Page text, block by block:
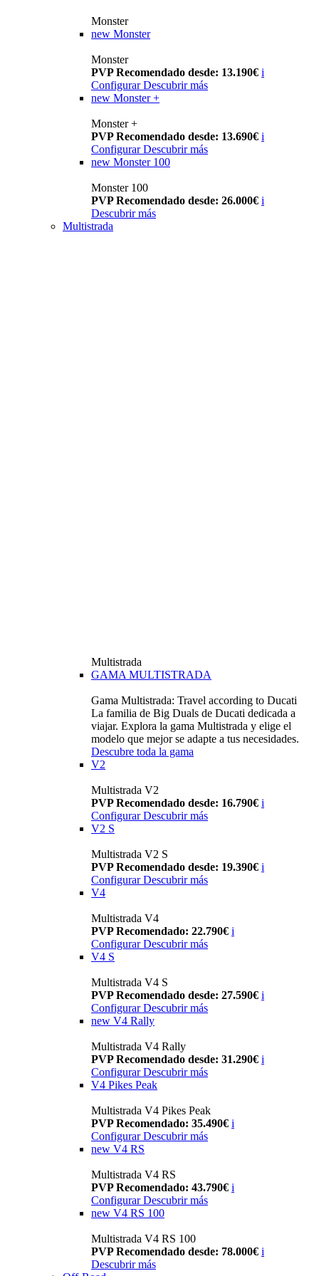
Monster
new Monster
Monster
PVP Recomendado desde: 13.190€ i
Configurar Descubrir más
new Monster +
Monster +
PVP Recomendado desde: 13.690€ i
Configurar Descubrir más
new Monster 100
Monster 100
PVP Recomendado desde: 26.000€ i
Descubrir más
Multistrada
Multistrada
GAMA MULTISTRADA
Gama Multistrada: Travel according to Ducati
La familia de Big Duals de Ducati dedicada a
viajar. Explora la gama Multistrada y elige el
modelo que mejor se adapte a tus necesidades.
Descubre toda la gama
V2
Multistrada V2
PVP Recomendado desde: 16.790€ i
Configurar Descubrir más
V2 S
Multistrada V2 S
PVP Recomendado desde: 19.390€ i
Configurar Descubrir más
V4
Multistrada V4
PVP Recomendado: 22.790€ i
Configurar Descubrir más
V4 S
Multistrada V4 S
PVP Recomendado desde: 27.590€ i
Configurar Descubrir más
new V4 Rally
Multistrada V4 Rally
PVP Recomendado desde: 31.290€ i
Configurar Descubrir más
V4 Pikes Peak
Multistrada V4 Pikes Peak
PVP Recomendado: 35.490€ i
Configurar Descubrir más
new V4 RS
Multistrada V4 RS
PVP Recomendado: 43.790€ i
ConfigurarDescubrir más
new V4 RS 100
Multistrada V4 RS 100
PVP Recomendado desde: 78.000€ i
Descubrir más